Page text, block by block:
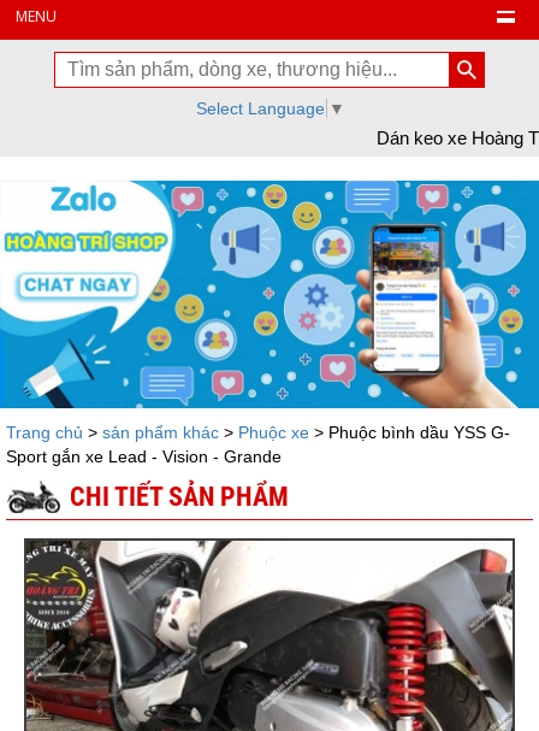
MENU
Select Language ▼
Dán keo xe Hoàng Trí chào mừng bạn đã ghé
Trang chủ > sản phẩm khác > Phuộc xe > Phuộc bình dầu YSS G-
Sport gắn xe Lead - Vision - Grande
CHI TIẾT SẢN PHẨM